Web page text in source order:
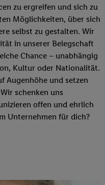
zu ergreifen und sich zu
Möglichkeiten, über sich
selbst zu gestalten. Wir
in unserer Belegschaft
Chance – unabhängig
Kultur oder Nationalität.
Augenhöhe und setzen
schenken uns
offen und ehrlich
Unternehmen für dich?